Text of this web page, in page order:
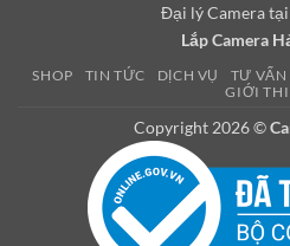
Đại lý Camera
Lắp Camera
SHOP TIN TỨC DỊCH VỤ TƯ VẤN
GIỚI
Copyright 2026 ©